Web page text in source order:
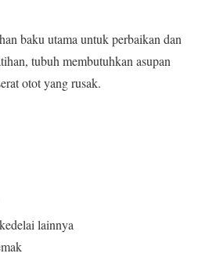
baku utama untuk perbaikan dan
tubuh membutuhkan asupan
otot yang rusak.
lainnya